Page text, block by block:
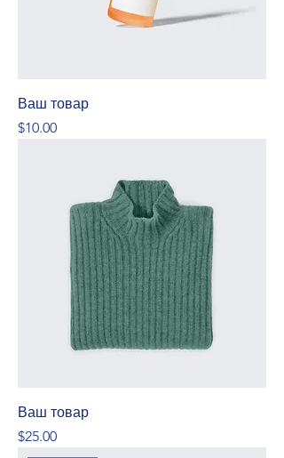
Ваш товар
Price
$10.00
Ваш товар
Price
$25.00